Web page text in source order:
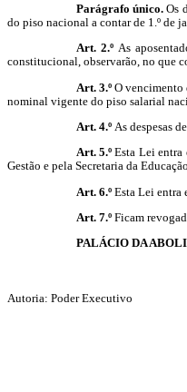
Parágrafo único. Os
do piso nacional a contar de 1.º de
Art. 2.º As
constitucional, observarão, no que
Art. 3.º O vencimento
nominal vigente do piso salarial
Art. 4.º As despesas
Art. 5.ºEsta Lei entra
Gestão e pela Secretaria da
Art. 6.º Esta Lei entra
Art. 7.ºFicam
PALÁCIO DA
Autoria: Poder Executivo